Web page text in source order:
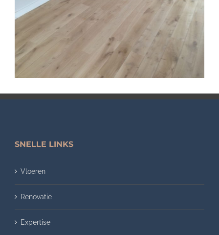
SNELLE LINKS
Vloeren
Renovatie
Expertise